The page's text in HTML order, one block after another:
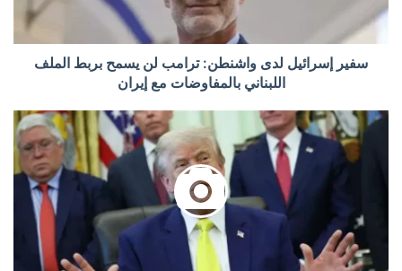
سفير إسرائيل لدى واشنطن: ترامب لن يسمح بربط الملف
اللبناني بالمفاوضات مع إيران